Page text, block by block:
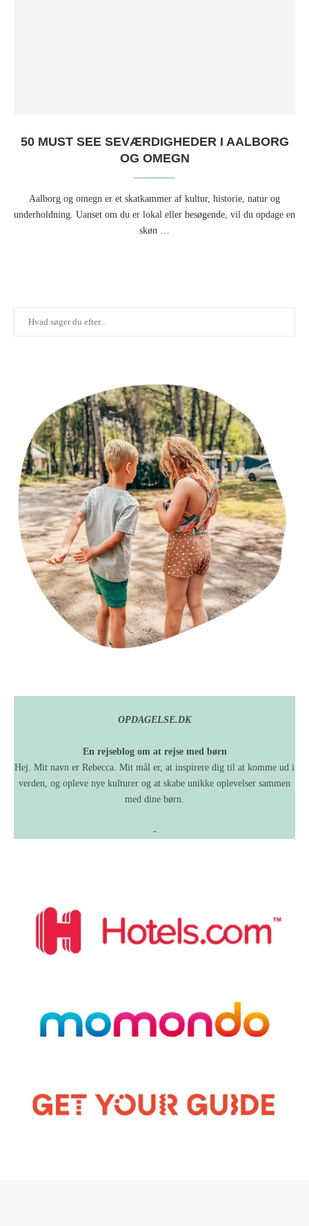
50 MUST SEE SEVÆRDIGHEDER I AALBORG
OG OMEGN
Aalborg og omegn er et skatkammer af kultur, historie, natur og
underholdning. Uanset om du er lokal eller besøgende, vil du opdage en
skøn …
OPDAGELSE.DK
En rejseblog om at rejse med børn
Hej. Mit navn er Rebecca. Mit mål er, at inspirere dig til at komme ud i
verden, og opleve nye kulturer og at skabe unikke oplevelser sammen
med dine børn.
-